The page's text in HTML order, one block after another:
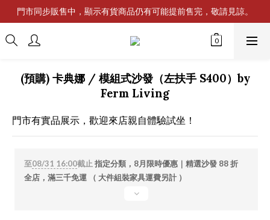
門市同步販售中，顯示有貨商品仍有可能提前售完，敬請見諒。
(預購) 卡典娜 / 模組式沙發（左扶手 S400）by
Ferm Living
門市有實品展示，歡迎來店親自體驗試坐！
至08/31 16:00截止 指定分類，8月限時優惠｜精選沙發 88 折
全店，滿三千免運 （ 大件組裝家具運費另計 ）